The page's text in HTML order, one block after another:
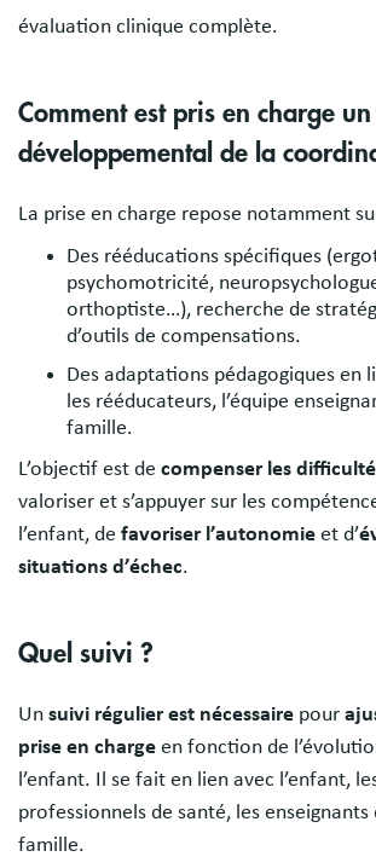
évaluation clinique complète.
Comment est pris en charge
développemental de la
La prise en charge repose notamment
Des rééducations spécifiques
psychomotricité,
orthoptiste…), recherche de
d’outils de compensations.
Des adaptations pédagogiques en
les rééducateurs, l’équipe
famille.
L’objectif est de compenser les
valoriser et s’appuyer sur les
l’enfant, de favoriser l’autonomie et d’
situations d’échec.
Quel suivi ?
Un suivi régulier est nécessaire pour
prise en charge en fonction de
l’enfant. Il se fait en lien avec l’enfant,
professionnels de santé, les enseignants
famille.